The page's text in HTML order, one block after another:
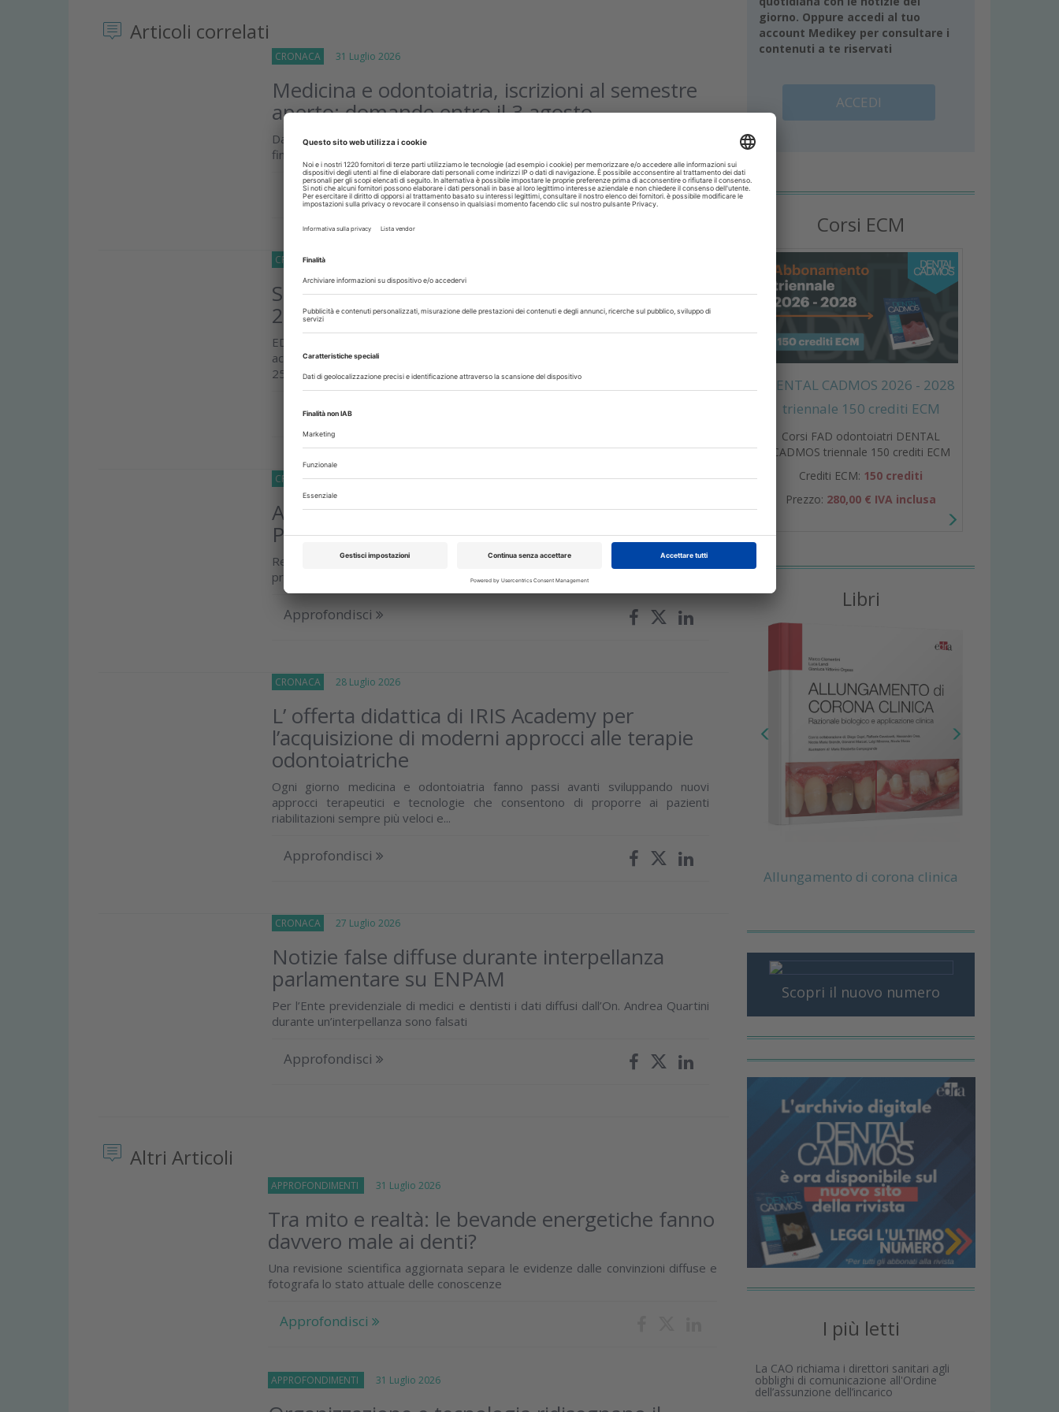
Articoli correlati
CRONACA 31 Luglio 2026
Medicina e odontoiatria, iscrizioni al semestre
aperto: domande entro il 3 agosto
Dal primo settembre iniziano le lezioni del semestre aperto, queste le novità
fino ad ora attivate
Approfondisci
CRONACA 31 Luglio 2026
Summer Edra ECM: formazione d’estate con il
20% di sconto fino al 25 agosto
EDRA lancia i Summer Edra ECM, una promozione speciale che consente di
accedere a tutti i corsi del catalogo formativo ECM con il 20% di sconto, fino al
25 agosto
Approfondisci
CRONACA 30 Luglio 2026
Al via progetto di odontoiatria sociale in
Piemonte
Regione Piemonte e Consulta delle Fondazioni di Origine Bancaria finanziano
progetto screening neonatale e odontoiatria solidale
Approfondisci
CRONACA 28 Luglio 2026
L’ offerta didattica di IRIS Academy per
l’acquisizione di moderni approcci alle terapie
odontoiatriche
Ogni giorno medicina e odontoiatria fanno passi avanti sviluppando nuovi
approcci terapeutici e tecnologie che consentono di proporre ai pazienti
riabilitazioni sempre più veloci e...
Approfondisci
CRONACA 27 Luglio 2026
Notizie false diffuse durante interpellanza
parlamentare su ENPAM
Per l’Ente previdenziale di medici e dentisti i dati diffusi dall’On. Andrea Quartini
durante un’interpellanza sono falsati
Approfondisci
Altri Articoli
APPROFONDIMENTI 31 Luglio 2026
Tra mito e realtà: le bevande energetiche fanno
davvero male ai denti?
Una revisione scientifica aggiornata separa le evidenze dalle convinzioni diffuse e
fotografa lo stato attuale delle conoscenze
Approfondisci
APPROFONDIMENTI 31 Luglio 2026
giorno. Oppure accedi al tuo
account Medikey per consultare i
contenuti a te riservati
ACCEDI
Corsi ECM
DENTAL CADMOS 2026 - 2028
triennale 150 crediti ECM
Corsi FAD odontoiatri DENTAL
CADMOS triennale 150 crediti ECM
Crediti ECM: 150 crediti
Prezzo: 280,00 € IVA inclusa
Libri
Allungamento di corona clinica
Scopri il nuovo numero
I più letti
La CAO richiama i direttori sanitari agli
obblighi di comunicazione all'Ordine
dell’assunzione dell’incarico